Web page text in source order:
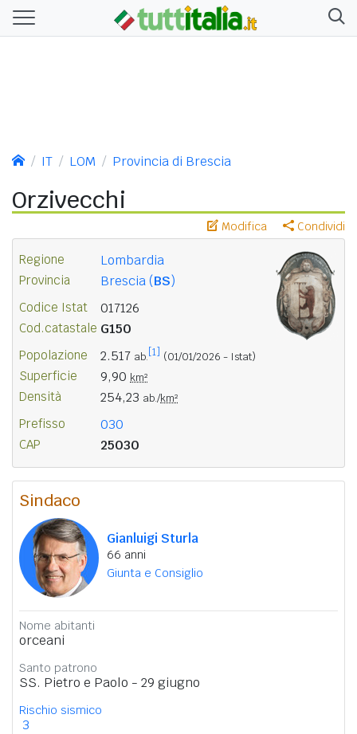
IT LOM Provincia di Brescia
Orzivecchi
Modifica Condividi
Regione Lombardia
Provincia Brescia (BS)
Codice Istat 017126
Cod.catastale G150
Popolazione 2.517 ab. [1] (01/01/2026 - Istat)
Superficie 9,90 km²
Densità 254,23 ab./km²
Prefisso 030
CAP 25030
Sindaco
Gianluigi Sturla
66 anni
Giunta e Consiglio
Nome abitanti
orceani
Santo patrono
SS. Pietro e Paolo - 29 giugno
Rischio sismico
3